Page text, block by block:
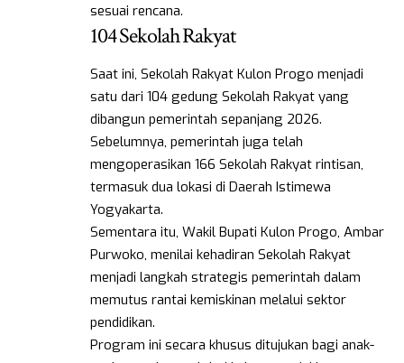
sesuai rencana.
104 Sekolah Rakyat
Saat ini, Sekolah Rakyat Kulon Progo menjadi
satu dari 104 gedung Sekolah Rakyat yang
dibangun pemerintah sepanjang 2026.
Sebelumnya, pemerintah juga telah
mengoperasikan 166 Sekolah Rakyat rintisan,
termasuk dua lokasi di Daerah Istimewa
Yogyakarta.
Sementara itu, Wakil Bupati Kulon Progo, Ambar
Purwoko, menilai kehadiran Sekolah Rakyat
menjadi langkah strategis pemerintah dalam
memutus rantai kemiskinan melalui sektor
pendidikan.
Program ini secara khusus ditujukan bagi anak-